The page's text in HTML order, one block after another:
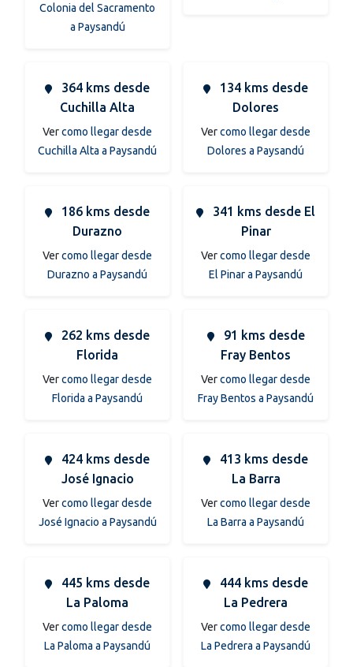
Colonia del Sacramento
a Paysandú
364 kms desde
Cuchilla Alta
Vercomo llegar desde
Cuchilla Alta a Paysandú
134 kms desde
Dolores
Vercomo llegar desde
Dolores a Paysandú
186 kms desde
Durazno
Vercomo llegar desde
Durazno a Paysandú
341 kms desde El
Pinar
Vercomo llegar desde
El Pinar a Paysandú
262 kms desde
Florida
Vercomo llegar desde
Florida a Paysandú
91 kms desde
Fray Bentos
Vercomo llegar desde
Fray Bentos a Paysandú
424 kms desde
José Ignacio
Vercomo llegar desde
José Ignacio a Paysandú
413 kms desde
La Barra
Vercomo llegar desde
La Barra a Paysandú
445 kms desde
La Paloma
Vercomo llegar desde
La Paloma a Paysandú
444 kms desde
La Pedrera
Vercomo llegar desde
La Pedrera a Paysandú